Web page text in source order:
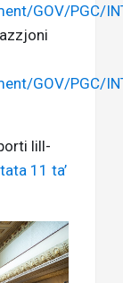
GOV/PGC/
GOV/PGC/
lill-
11 ta’